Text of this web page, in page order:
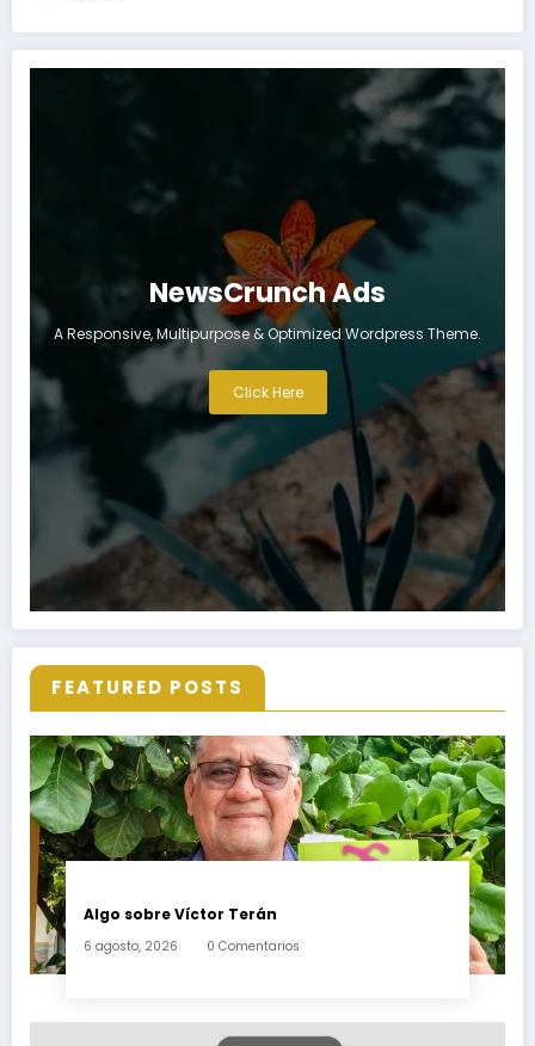
NewsCrunch Ads
A Responsive, Multipurpose & Optimized Wordpress Theme.
Click Here
FEATURED POSTS
Algo sobre Víctor Terán
6 agosto, 2026 0 Comentarios